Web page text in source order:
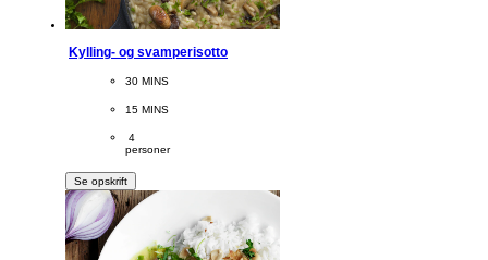
Kylling- og svamperisotto
CookingTime
30 MINS
PreparationTime
15 MINS
Servings
4
personer
Se opskrift